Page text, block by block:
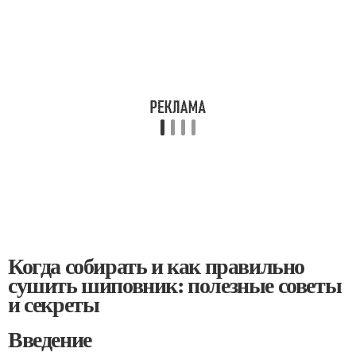
Когда собирать и как правильно
сушить шиповник: полезные советы
и секреты
Введение